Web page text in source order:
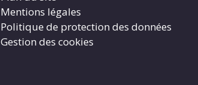
Mentions légales
Politique de protection des données
Gestion des cookies